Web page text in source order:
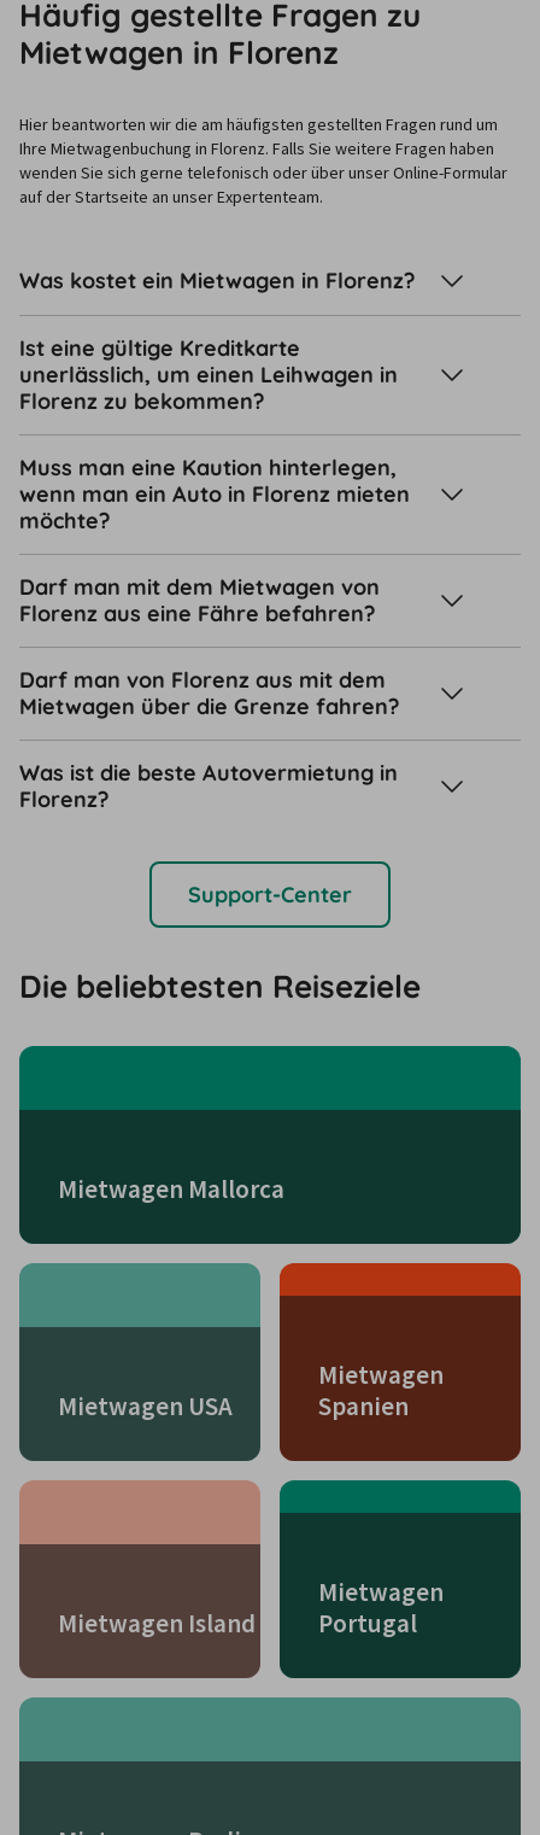
Häufig gestellte Fragen zu
Mietwagen in Florenz
Hier beantworten wir die am häufigsten gestellten Fragen rund um
Ihre Mietwagenbuchung in Florenz. Falls Sie weitere Fragen haben
wenden Sie sich gerne telefonisch oder über unser Online-Formular
auf der Startseite an unser Expertenteam.
Was kostet ein Mietwagen in Florenz?
Ist eine gültige Kreditkarte
unerlässlich, um einen Leihwagen in
Florenz zu bekommen?
Muss man eine Kaution hinterlegen,
wenn man ein Auto in Florenz mieten
möchte?
Darf man mit dem Mietwagen von
Florenz aus eine Fähre befahren?
Darf man von Florenz aus mit dem
Mietwagen über die Grenze fahren?
Was ist die beste Autovermietung in
Florenz?
Support-Center
Die beliebtesten Reiseziele
Mietwagen Mallorca
Mietwagen USA
Mietwagen
Spanien
Mietwagen Island
Mietwagen
Portugal